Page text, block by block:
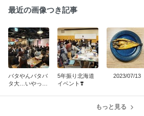
最近の画像つき記事
バタやんバタバ
タ大…いやっ中
5年振り北海道
イベント❣️
2023/07/13
もっと見る